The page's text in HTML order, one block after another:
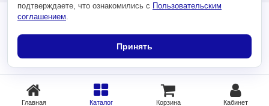
Главная Каталог Корзина Кабинет
подтверждаете, что ознакомились с Пользовательским
соглашением.
Принять